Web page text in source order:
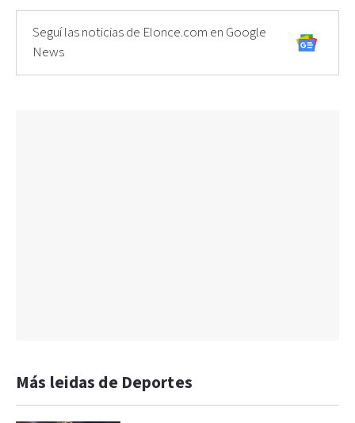
Seguí las noticias de Elonce.com en Google
News
Más leidas de Deportes